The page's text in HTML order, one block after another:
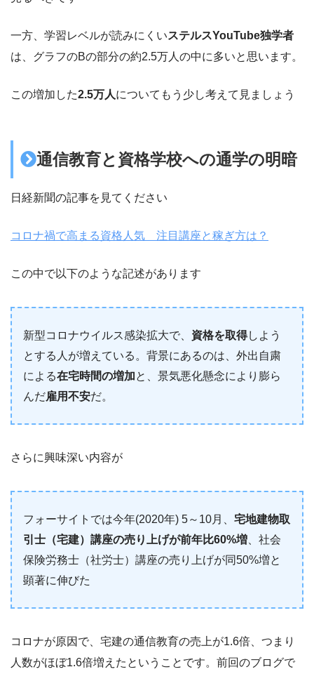
一方、学習レベルが読みにくいステルスYouTube独学者
は、グラフのBの部分の約2.5万人の中に多いと思います。
この増加した2.5万人についてもう少し考えて見ましょう
通信教育と資格学校への通学の明暗
日経新聞の記事を見てください
コロナ禍で高まる資格人気 注目講座と稼ぎ方は？
この中で以下のような記述があります
新型コロナウイルス感染拡大で、 資格を取得しよう
とする人が増えている。背景にあるのは、外出自粛
による在宅時間の増加と、景気悪化懸念により膨ら
んだ雇用不安だ。
さらに興味深い内容が
フォーサイトでは今年(2020年) 5～10月、 宅地建物取
引士（宅建）講座の売り上げが前年比60%増 、社会
保険労務士（社労士）講座の売り上げが同50%増と
顕著に伸びた
コロナが原因で、宅建の通信教育の売上が1.6倍、つまり
人数がほぼ1.6倍増えたということです。前回のブログで